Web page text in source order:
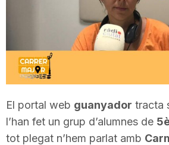
e
El portal web guanyador tracta
l’han fet un grup d’alumnes de
tot plegat n’hem parlat amb